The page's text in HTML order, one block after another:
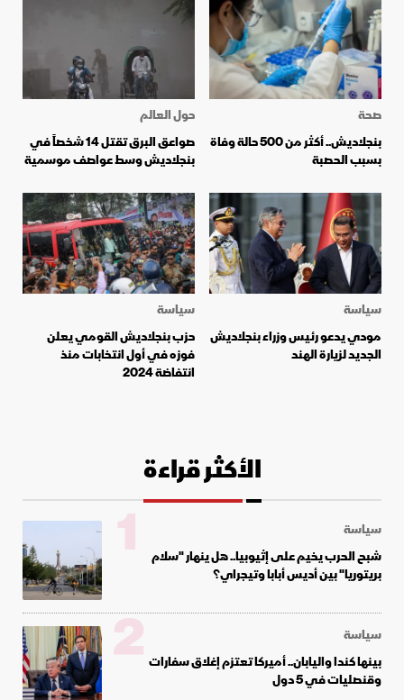
صحة
بنجلاديش.. أكثر من 500 حالة وفاة
بسبب الحصبة
حول العالم
صواعق البرق تقتل 14 شخصاً في
بنجلاديش وسط عواصف موسمية
سياسة
مودي يدعو رئيس وزراء بنجلاديش
الجديد لزيارة الهند
سياسة
حزب بنجلاديش القومي يعلن
فوزه في أول انتخابات منذ
انتفاضة 2024
الأكثر قراءة
سياسة
شبح الحرب يخيم على إثيوبيا.. هل ينهار "سلام
بريتوريا" بين أديس أبابا وتيجراي؟
1
سياسة
بينها كندا واليابان.. أميركا تعتزم إغلاق سفارات
وقنصليات في 5 دول
2